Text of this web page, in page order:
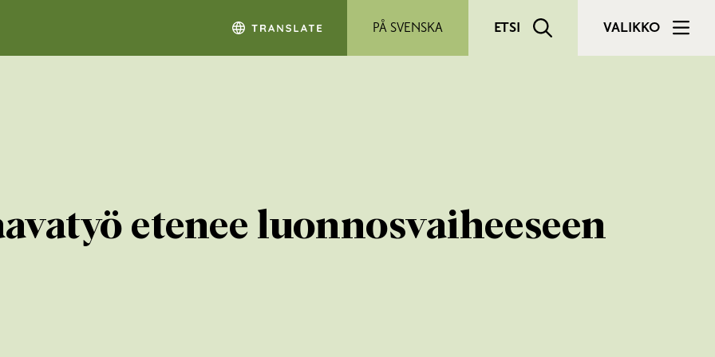
PÅ SVENSKA ETSI VALIKKO
etenee luonnosvaiheeseen​